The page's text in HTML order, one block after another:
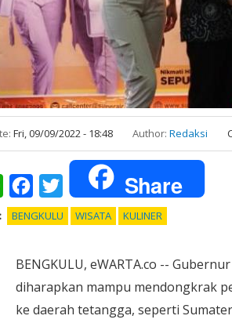
Fri, 09/09/2022 - 18:48 Author: Redaksi
WhatsAppFacebookTwitter Share
BENGKULU WISATA KULINER
BENGKULU, eWARTA.co --
diharapkan mampu mendongkrak
ke daerah tetangga, seperti